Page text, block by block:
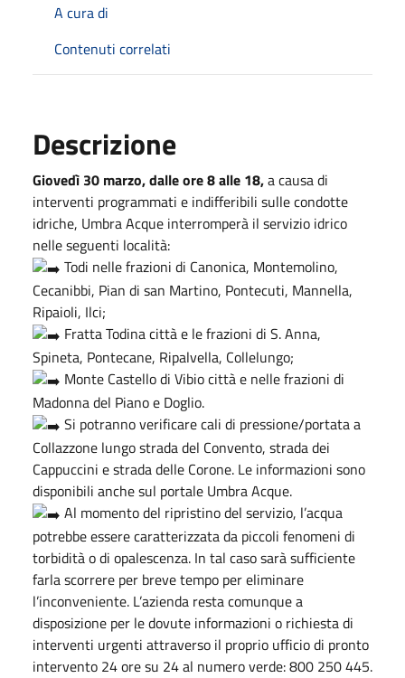
A cura di
Contenuti correlati
Descrizione
Giovedì 30 marzo, dalle ore 8 alle 18,a causa di
interventi programmati e indifferibili sulle condotte
idriche, Umbra Acque interromperà il servizio idrico
nelle seguenti località:
Todi nelle frazioni di Canonica, Montemolino,
Cecanibbi, Pian di san Martino, Pontecuti, Mannella,
Ripaioli, Ilci;
Fratta Todina città e le frazioni di S. Anna,
Spineta, Pontecane, Ripalvella, Collelungo;
Monte Castello di Vibio città e nelle frazioni di
Madonna del Piano e Doglio.
Si potranno verificare cali di pressione/portata a
Collazzone lungo strada del Convento, strada dei
Cappuccini e strada delle Corone. Le informazioni sono
disponibili anche sul portale Umbra Acque.
Al momento del ripristino del servizio, l’acqua
potrebbe essere caratterizzata da piccoli fenomeni di
torbidità o di opalescenza. In tal caso sarà sufficiente
farla scorrere per breve tempo per eliminare
l’inconveniente. L’azienda resta comunque a
disposizione per le dovute informazioni o richiesta di
interventi urgenti attraverso il proprio ufficio di pronto
intervento 24 ore su 24 al numero verde: 800 250 445.